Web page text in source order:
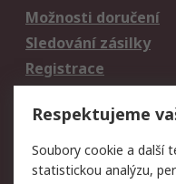
Možnosti doručení
Sledování zásilky
Registrace
Právní
Autorská práva
Respektujeme
Soubory cookie a další
statistickou analýzu,